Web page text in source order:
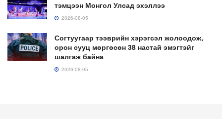
тэмцээн Монгол Улсад эхэллээ
2026-08-05
Согтуугаар тээврийн хэрэгсэл жолоодож,
орон сууц мөргөсөн 38 настай эмэгтэйг
шалгаж байна
2026-08-05